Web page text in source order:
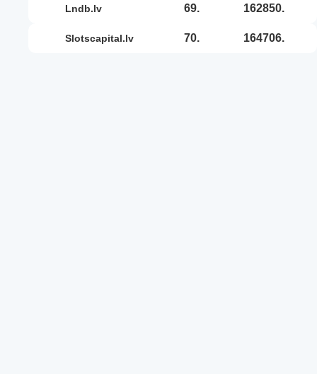
lndb.lv 69. 162850.
slotscapital.lv 70. 164706.